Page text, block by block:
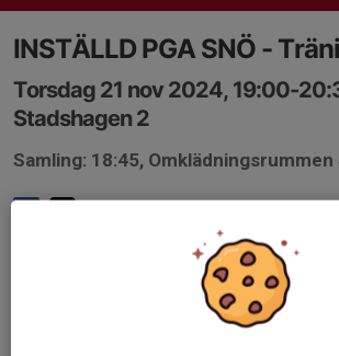
INSTÄLLD PGA SNÖ -
Torsdag 21 nov 2024, 19:00-
Stadshagen 2
Samling: 18:45,